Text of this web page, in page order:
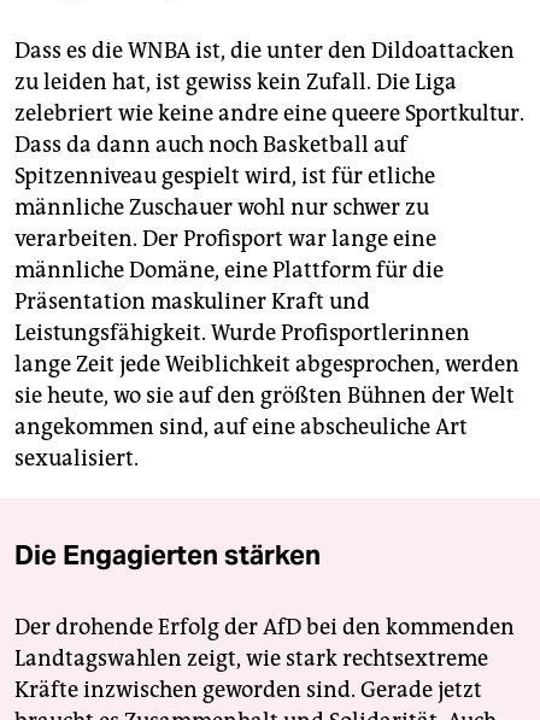
Dass es die WNBA ist, die unter den Dildoattacken
zu leiden hat, ist gewiss kein Zufall. Die Liga
zelebriert wie keine andre eine queere Sportkultur.
Dass da dann auch noch Basketball auf
Spitzenniveau gespielt wird, ist für etliche
männliche Zuschauer wohl nur schwer zu
verarbeiten. Der Profisport war lange eine
männliche Domäne, eine Plattform für die
Präsentation maskuliner Kraft und
Leistungsfähigkeit. Wurde Profisportlerinnen
lange Zeit jede Weiblichkeit abgesprochen, werden
sie heute, wo sie auf den größten Bühnen der Welt
angekommen sind, auf eine abscheuliche Art
sexualisiert.
Die Engagierten stärken
Der drohende Erfolg der AfD bei den kommenden
Landtagswahlen zeigt, wie stark rechtsextreme
Kräfte inzwischen geworden sind. Gerade jetzt